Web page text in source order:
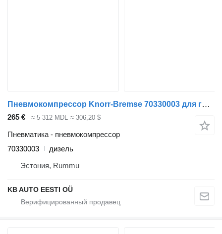
Пневмокомпрессор Knorr-Bremse 70330003 для грузовика Volvo FH12, FH16, NH12, FH, VNL780 (1993-2014)
265 € ≈ 5 312 MDL ≈ 306,20 $
Пневматика - пневмокомпрессор
70330003
дизель
Эстония, Rummu
KB AUTO EESTI OÜ